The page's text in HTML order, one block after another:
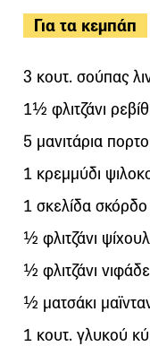
Για τα κεμπάπ
3 κουτ. σούπας
1½ φλιτζάνι
5 μανιτάρια
1 κρεμμύδι
1 σκελίδα
½ φλιτζάνι
½ φλιτζάνι
½ ματσάκι
1 κουτ. γλυκού